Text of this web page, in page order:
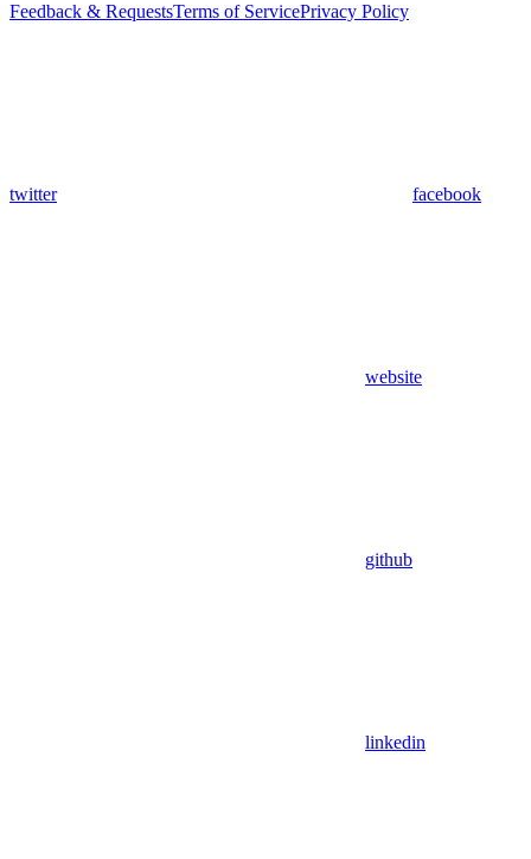
Feedback & RequestsTerms of ServicePrivacy Policy
twitter facebook
website
github
linkedin